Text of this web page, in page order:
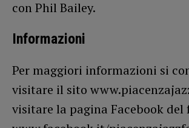
con Phil Bailey.
Informazioni
Per maggiori informazioni si
visitare il sito
visitare la pagina Facebook del